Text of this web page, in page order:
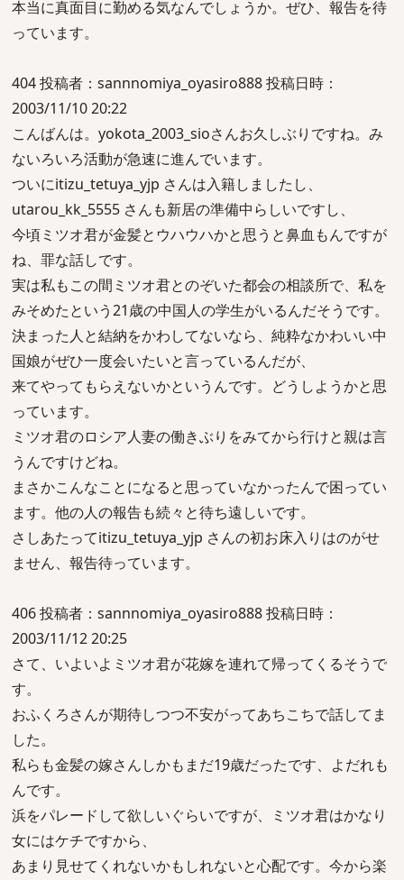
本当に真面目に勤める気なんでしょうか。ぜひ、報告を待
っています。
404 投稿者：sannnomiya_oyasiro888 投稿日時：
2003/11/10 20:22
こんばんは。yokota_2003_sioさんお久しぶりですね。み
ないろいろ活動が急速に進んでいます。
ついにitizu_tetuya_yjp さんは入籍しましたし、
utarou_kk_5555 さんも新居の準備中らしいですし、
今頃ミツオ君が金髪とウハウハかと思うと鼻血もんですが
ね、罪な話しです。
実は私もこの間ミツオ君とのぞいた都会の相談所で、私を
みそめたという21歳の中国人の学生がいるんだそうです。
決まった人と結納をかわしてないなら、純粋なかわいい中
国娘がぜひ一度会いたいと言っているんだが、
来てやってもらえないかというんです。どうしようかと思
っています。
ミツオ君のロシア人妻の働きぶりをみてから行けと親は言
うんですけどね。
まさかこんなことになると思っていなかったんで困ってい
ます。他の人の報告も続々と待ち遠しいです。
さしあたってitizu_tetuya_yjp さんの初お床入りはのがせ
ません、報告待っています。
406 投稿者：sannnomiya_oyasiro888 投稿日時：
2003/11/12 20:25
さて、いよいよミツオ君が花嫁を連れて帰ってくるそうで
す。
おふくろさんが期待しつつ不安がってあちこちで話してま
した。
私らも金髪の嫁さんしかもまだ19歳だったです、よだれも
んです。
浜をパレードして欲しいぐらいですが、ミツオ君はかなり
女にはケチですから、
あまり見せてくれないかもしれないと心配です。今から楽